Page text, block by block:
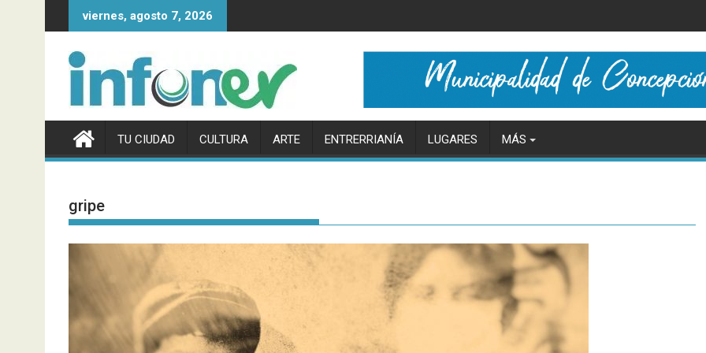
al
viernes, agosto 7, 2026
TU CIUDAD CULTURA ARTE ENTRERRIANÍA LUGARES MÁS
gripe